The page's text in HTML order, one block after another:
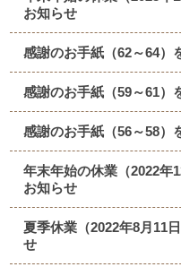
お知らせ
感謝のお手紙（62～64）
感謝のお手紙（59～61）
感謝のお手紙（56～58）
年末年始の休業（2022年
お知らせ
夏季休業（2022年8月11
せ